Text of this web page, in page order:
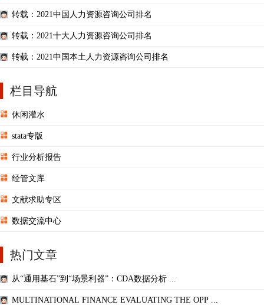
转载：2021中国人力资源咨询公司排名
转载：2021十大人力资源咨询公司排名
转载：2021中国本土人力资源咨询公司排名
栏目导航
休闲灌水
stata专版
行业分析报告
经管文库
文献求助专区
数据交流中心
热门文章
从“通用基石”到“场景利器”：CDA数据分析 ...
MULTINATIONAL FINANCE EVALUATING THE OPP ...